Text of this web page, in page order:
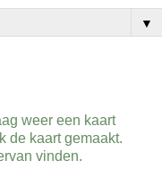
▼
weer een kaart
de kaart gemaakt.
vinden.